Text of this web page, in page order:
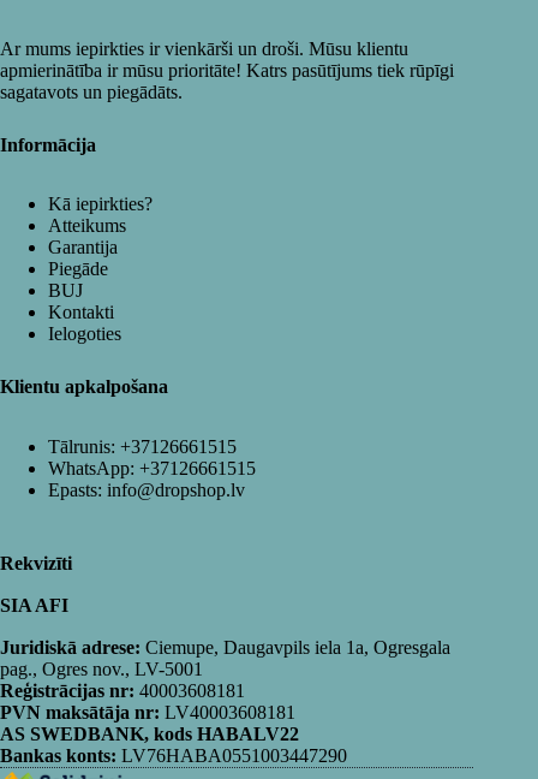
Ar mums iepirkties ir vienkārši un droši. Mūsu klientu
apmierinātība ir mūsu prioritāte! Katrs pasūtījums tiek rūpīgi
sagatavots un piegādāts.
Informācija
Kā iepirkties?
Atteikums
Garantija
Piegāde
BUJ
Kontakti
Ielogoties
Klientu apkalpošana
Tālrunis: +37126661515
WhatsApp: +37126661515
Epasts: info@dropshop.lv
Rekvizīti
SIA AFI
Juridiskā adrese: Ciemupe, Daugavpils iela 1a, Ogresgala
pag., Ogres nov., LV-5001
Reģistrācijas nr: 40003608181
PVN maksātāja nr: LV40003608181
AS SWEDBANK, kods HABALV22
Bankas konts: LV76HABA0551003447290